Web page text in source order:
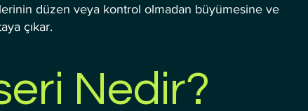
düzen veya kontrol olmadan büyümesine ve
çıkar.
Nedir?